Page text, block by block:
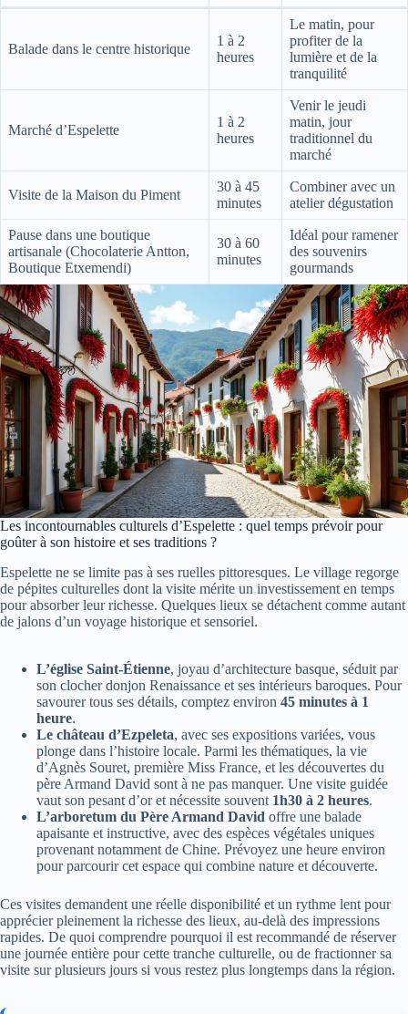
Balade dans le centre historique
1 à 2
heures
Le matin, pour
profiter de la
lumière et de la
tranquilité
Marché d’Espelette
1 à 2
heures
Venir le jeudi
matin, jour
traditionnel du
marché
Visite de la Maison du Piment
30 à 45
minutes
Combiner avec un
atelier dégustation
Pause dans une boutique
artisanale (Chocolaterie Antton,
Boutique Etxemendi)
30 à 60
minutes
Idéal pour ramener
des souvenirs
gourmands
Les incontournables culturels d’Espelette : quel temps prévoir pour
goûter à son histoire et ses traditions ?
Espelette ne se limite pas à ses ruelles pittoresques. Le village regorge
de pépites culturelles dont la visite mérite un investissement en temps
pour absorber leur richesse. Quelques lieux se détachent comme autant
de jalons d’un voyage historique et sensoriel.
L’église Saint-Étienne, joyau d’architecture basque, séduit par
son clocher donjon Renaissance et ses intérieurs baroques. Pour
savourer tous ses détails, comptez environ 45 minutes à 1
heure.
Le château d’Ezpeleta, avec ses expositions variées, vous
plonge dans l’histoire locale. Parmi les thématiques, la vie
d’Agnès Souret, première Miss France, et les découvertes du
père Armand David sont à ne pas manquer. Une visite guidée
vaut son pesant d’or et nécessite souvent 1h30 à 2 heures.
L’arboretum du Père Armand David offre une balade
apaisante et instructive, avec des espèces végétales uniques
provenant notamment de Chine. Prévoyez une heure environ
pour parcourir cet espace qui combine nature et découverte.
Ces visites demandent une réelle disponibilité et un rythme lent pour
apprécier pleinement la richesse des lieux, au-delà des impressions
rapides. De quoi comprendre pourquoi il est recommandé de réserver
une journée entière pour cette tranche culturelle, ou de fractionner sa
visite sur plusieurs jours si vous restez plus longtemps dans la région.